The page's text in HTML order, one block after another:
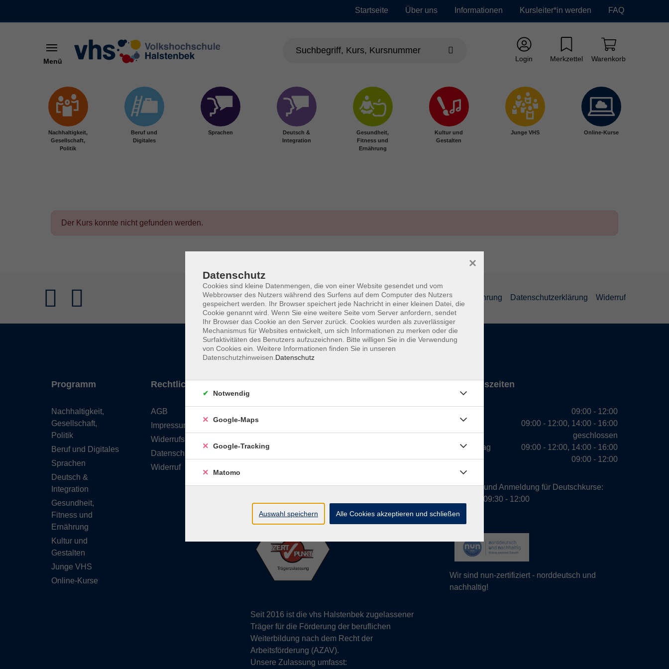
Startseite Über uns Informationen Kursleiter*in werden FAQ
Menü Login Merkzettel Warenkorb
Nachhaltigkeit,
Gesellschaft,
Politik
Beruf und
Digitales
Sprachen
Deutsch &
Integration
Gesundheit,
Fitness und
Ernährung
Kultur und
Gestalten
Junge VHS Online-Kurse
Der Kurs konnte nicht gefunden werden.
AGB Impressum Widerrufsbelehrung Datenschutzerklärung Widerruf
Programm
Nachhaltigkeit,
Gesellschaft,
Politik
Beruf und Digitales
Sprachen
Deutsch &
Integration
Gesundheit,
Fitness und
Ernährung
Kultur und
Gestalten
Junge VHS
Online-Kurse
Rechtliches
AGB
Impressum
Widerrufsbelehrung
Datenschutzerklärung
Widerruf
25469 Halstenbek
info@vhs-halstenbek.de
Seit 2016 ist die vhs Halstenbek zugelassener
Träger für die Förderung der beruflichen
Weiterbildung nach dem Recht der
Arbeitsförderung (AZAV).
Unsere Zulassung umfasst:
Öffnungszeiten
Dienstag
Mittwoch
Donnerstag
Freitag
09:00 - 12:00
09:00 - 12:00, 14:00 - 16:00
geschlossen
09:00 - 12:00, 14:00 - 16:00
09:00 - 12:00
Beratung und Anmeldung für Deutschkurse:
Dienstag 09:30 - 12:00
Wir sind nun-zertifiziert - norddeutsch und
nachhaltig!
Datenschutz
Cookies sind kleine Datenmengen, die von einer Website gesendet und vom
Webbrowser des Nutzers während des Surfens auf dem Computer des Nutzers
gespeichert werden. Ihr Browser speichert jede Nachricht in einer kleinen Datei, die
Cookie genannt wird. Wenn Sie eine weitere Seite vom Server anfordern, sendet
Ihr Browser das Cookie an den Server zurück. Cookies wurden als zuverlässiger
Mechanismus für Websites entwickelt, um sich Informationen zu merken oder die
Surfaktivitäten des Benutzers aufzuzeichnen. Bitte willigen Sie in die Verwendung
von Cookies ein. Weitere Informationen finden Sie in unseren
Datenschutzhinweisen. Datenschutz
×
Notwendig
Google-Maps
Google-Tracking
Matomo
Auswahl speichern Alle Cookies akzeptieren und schließen